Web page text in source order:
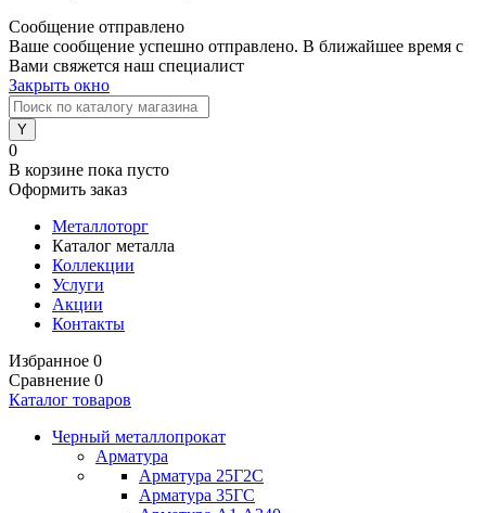
Сообщение отправлено
Ваше сообщение успешно отправлено. В ближайшее время с
Вами свяжется наш специалист
Закрыть окно
0
В корзине пока пусто
Оформить заказ
Металлоторг
Каталог металла
Коллекции
Услуги
Акции
Контакты
Избранное 0
Сравнение 0
Каталог товаров
Черный металлопрокат
Арматура
Арматура 25Г2С
Арматура 35ГС